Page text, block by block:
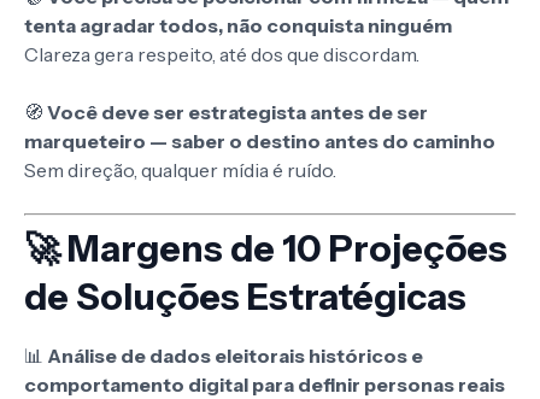
tenta agradar todos, não conquista ninguém
Clareza gera respeito, até dos que discordam.
🧭 Você deve ser estrategista antes de ser
marqueteiro — saber o destino antes do caminho
Sem direção, qualquer mídia é ruído.
🚀 Margens de 10 Projeções
de Soluções Estratégicas
📊 Análise de dados eleitorais históricos e
comportamento digital para definir personas reais